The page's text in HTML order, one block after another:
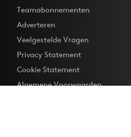
Teamabonnementen
Adverteren
Veelgestelde Vragen
Privacy Statement
Cookie Statement
Algemene Voorwaarden